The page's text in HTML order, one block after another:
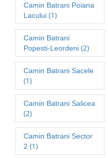
Camin Batrani Poiana
Lacului (1)
Camin Batrani
Popesti-Leordeni (2)
Camin Batrani Sacele
(1)
Camin Batrani Salicea
(2)
Camin Batrani Sector
2 (1)